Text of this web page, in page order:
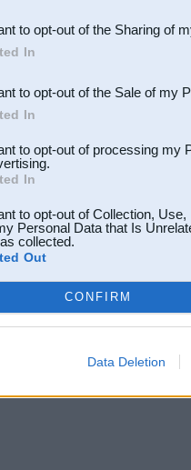
Participants
to opt-out of the Sharing of
In
to opt-out of the Sale of my
In
to opt-out of processing my
In
to opt-out of Collection,
Personal Data that Is
collected.
Out
CONFIRM
Data Deletion